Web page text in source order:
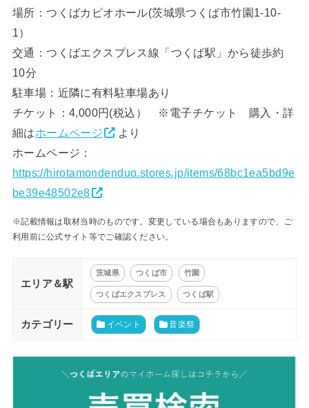
場所：つくばカピオホール(茨城県つくば市竹園1-10-
1）
交通：つくばエクスプレス線「つくば駅」から徒歩約
10分
駐車場：近隣に有料駐車場あり
チケット：4,000円(税込） ※電子チケット 購入・詳
細はホームページ
より
ホームページ：
https://hirotamondenduo.stores.jp/items/68bc1ea5bd9e
be39e48502e8
※記載情報は取材当時のものです。変更している場合もありますので、ご
利用前に公式サイト等でご確認ください。
エリア＆駅
茨城県 つくば市 竹園
つくばエクスプレス つくば駅
カテゴリー イベント 音楽祭